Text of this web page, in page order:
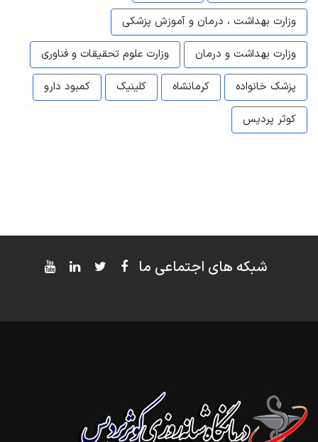
وزارت بهداشت ، درمان و آموزش پزشکی
وزارت بهداشت و درمان
وزارت علوم تحقیقات و فناوری
پزشک خانواده
کرمانشاه کلینیک
کمبود دارو
کوثر پردیس
شبکه های اجتماعی ما